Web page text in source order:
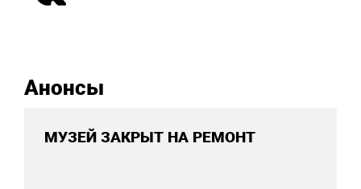
Анонсы
МУЗЕЙ ЗАКРЫТ НА РЕМОНТ